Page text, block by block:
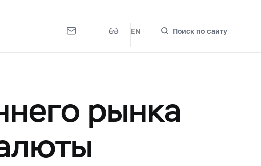
EN Поиск по сайту
рынка